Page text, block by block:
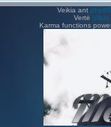
Veikia ant
Vertė Vilius
Karma functions